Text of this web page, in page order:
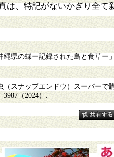
は、特記がないかぎり全て
県の蝶ー記録された島と食草ー
スナップエンドウ）スーパー
（2024）.